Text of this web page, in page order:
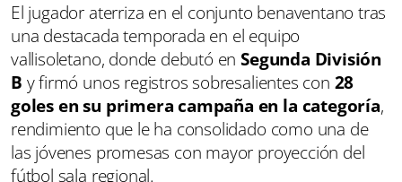
El jugador aterriza en el conjunto benaventano tras
una destacada temporada en el equipo
vallisoletano, donde debutó enSegunda División
B y firmó unos registros sobresalientes con 28
goles en su primera campaña en la categoría,
rendimiento que le ha consolidado como una de
las jóvenes promesas con mayor proyección del
fútbol sala regional.